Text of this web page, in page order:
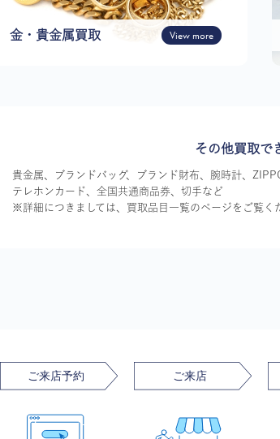
金・貴金属買取 View more
その他買取で
貴金属、ブランドバッグ、ブランド財布、腕時計、
テレホンカード、全国共通商品券、切手など
※詳細につきましては、買取品目一覧のページをご覧く